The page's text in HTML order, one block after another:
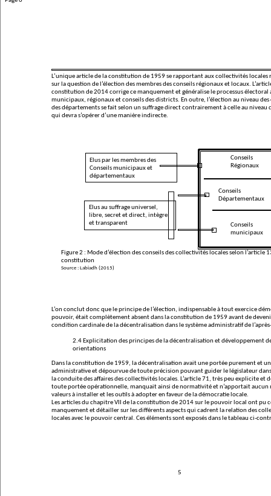
L’unique article de la constitution de 1959 se rapportant aux collectivités locales
sur la question de l’élection des membres des conseils régionaux et locaux.
constitution de 2014 corrige ce manquement et généralise le processus électoral
municipaux, régionaux et conseils des districts. En outre, l’élection au niveau
des départements se fait selon un suffrage direct contrairement à celle au niveau
qui devra s’opérer d’une manière indirecte.
Elus par les membres des
Conseils municipaux et
départementaux
Elus au suffrage universel,
libre, secret et direct, intègre
et transparent
Conseils
Régionaux
Conseils
Départementaux
Conseils
municipaux
Figure 2 : Mode d’élection des conseils des collectivités locales selon l’article
constitution
Source : Labiadh (2015)
L’on conclut donc que le principe de l’élection, indispensable à tout exercice
pouvoir, était complètement absent dans la constitution de 1959 avant de
condition cardinale de la décentralisation dans le système administratif de
2.4 Explicitation des principes de la décentralisation et développement
orientations
Dans la constitution de 1959, la décentralisation avait une portée purement et
administrative et dépourvue de toute précision pouvant guider le législateur
la conduite des affaires des collectivités locales. L’article 71, très peu explicite et
toute portée opérationnelle, manquait ainsi de normativité et n’apportait aucun
valeurs à installer et les outils à adopter en faveur de la démocratie locale.
Les articles du chapitre VII de la constitution de 2014 sur le pouvoir local ont pu
manquement et détailler sur les différents aspects qui cadrent la relation des
locales avec le pouvoir central. Ces éléments sont exposés dans le tableau ci-
5